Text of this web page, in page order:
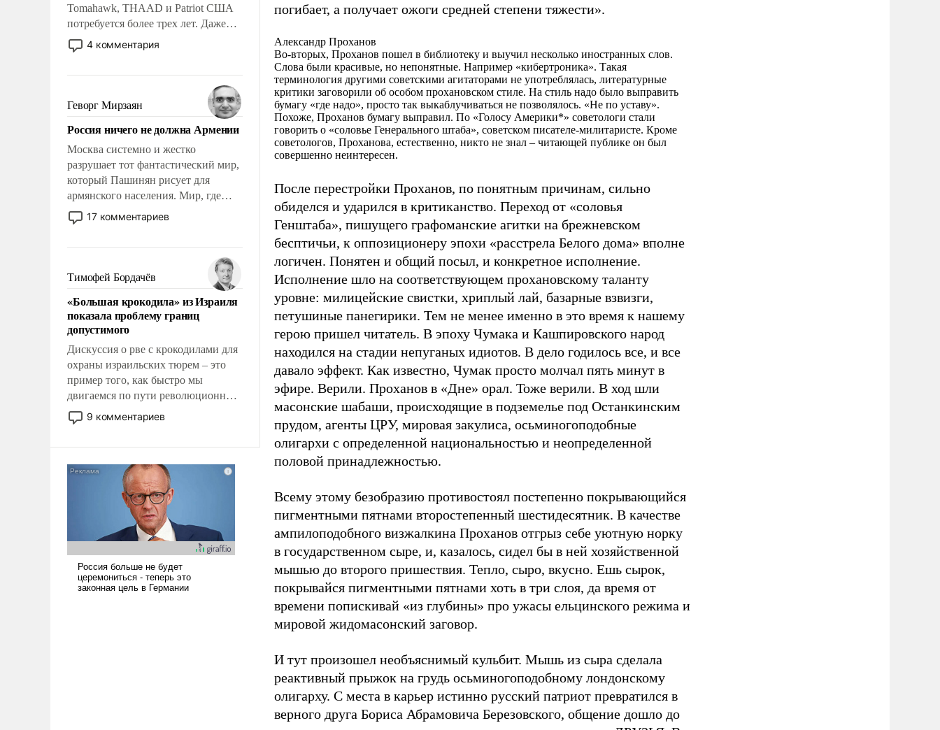
Tomahawk, THAAD и Patriot США
потребуется более трех лет. Даже
небольшая война с Ираном
опустошила американские
уязвимости США, например, перед
Китаем.
4 комментария
Геворг Мирзаян
Россия ничего не должна Армении
Москва системно и жестко
разрушает тот фантастический мир,
который Пашинян рисует для
армянского населения. Мир, где
политические прожекты будут
безусловно оплачиваться за счет
где Еревану за свои поступки не
нужно отвечать.
17 комментариев
Тимофей Бордачёв
«Большая крокодила» из Израиля
показала проблему границ
допустимого
Дискуссия о рве с крокодилами для
охраны израильских тюрем – это
пример того, как быстро мы
двигаемся по пути революционных
изменений. То, что несколько лет
назад было образом для
9 комментариев
погибает, а получает ожоги средней степени тяжести».
Александр Проханов
Во-вторых, Проханов пошел в библиотеку и выучил несколько иностранных слов.
Слова были красивые, но непонятные. Например «кибертроника». Такая
терминология другими советскими агитаторами не употреблялась, литературные
критики заговорили об особом прохановском стиле. На стиль надо было выправить
бумагу «где надо», просто так выкаблучиваться не позволялось. «Не по уставу».
Похоже, Проханов бумагу выправил. По «Голосу Америки*» советологи стали
говорить о «соловье Генерального штаба», советском писателе-милитаристе. Кроме
советологов, Проханова, естественно, никто не знал – читающей публике он был
совершенно неинтересен.
После перестройки Проханов, по понятным причинам, сильно
обиделся и ударился в критиканство. Переход от «соловья
Генштаба», пишущего графоманские агитки на брежневском
бесптичьи, к оппозиционеру эпохи «расстрела Белого дома» вполне
логичен. Понятен и общий посыл, и конкретное исполнение.
Исполнение шло на соответствующем прохановскому таланту
уровне: милицейские свистки, хриплый лай, базарные взвизги,
петушиные панегирики. Тем не менее именно в это время к нашему
герою пришел читатель. В эпоху Чумака и Кашпировского народ
находился на стадии непуганых идиотов. В дело годилось все, и все
давало эффект. Как известно, Чумак просто молчал пять минут в
эфире. Верили. Проханов в «Дне» орал. Тоже верили. В ход шли
масонские шабаши, происходящие в подземелье под Останкинским
прудом, агенты ЦРУ, мировая закулиса, осьминогоподобные
олигархи с определенной национальностью и неопределенной
половой принадлежностью.
Всему этому безобразию противостоял постепенно покрывающийся
пигментными пятнами второстепенный шестидесятник. В качестве
ампилоподобного визжалкина Проханов отгрыз себе уютную норку
в государственном сыре, и, казалось, сидел бы в ней хозяйственной
мышью до второго пришествия. Тепло, сыро, вкусно. Ешь сырок,
покрывайся пигментными пятнами хоть в три слоя, да время от
времени попискивай «из глубины» про ужасы ельцинского режима и
мировой жидомасонский заговор.
И тут произошел необъяснимый кульбит. Мышь из сыра сделала
реактивный прыжок на грудь осьминогоподобному лондонскому
олигарху. С места в карьер истинно русский патриот превратился в
верного друга Бориса Абрамовича Березовского, общение дошло до